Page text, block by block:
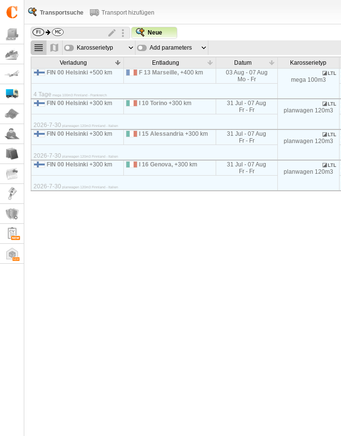
Transportsuche Transport hizufügen
Neue
Karosserietyp Add parameters
Verladung Entladung Datum Karosserietyp
FIN 00 Helsinki +500 km F 13 Marseille, +400 km
03 Aug - 07 Aug
Mo - Fr
mega 100m3
4 Tage mega 100m3 Finnland - Frankreich
FIN 00 Helsinki +300 km I 10 Torino +300 km
31 Jul - 07 Aug
Fr - Fr
planwagen 120m3
2026-7-30 planwagen 120m3 Finnland - Italien
FIN 00 Helsinki +300 km I 15 Alessandria +300 km
31 Jul - 07 Aug
Fr - Fr
planwagen 120m3
2026-7-30 planwagen 120m3 Finnland - Italien
FIN 00 Helsinki +300 km I 16 Genova, +300 km
31 Jul - 07 Aug
Fr - Fr
planwagen 120m3
2026-7-30 planwagen 120m3 Finnland - Italien